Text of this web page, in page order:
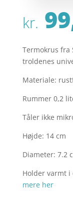
kr.
Termokrus fra
troldenes
Materiale:
Rummer 0,2
Tåler ikke
Højde: 14 cm
Diameter: 7.2
Holder varmt
mere her